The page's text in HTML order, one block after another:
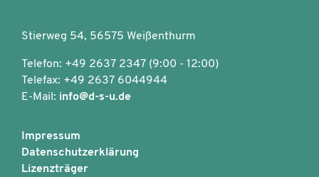
Stierweg 54, 56575 Weißenthurm
Telefon: +49 2637 2347 (9:00 - 12:00)
Telefax: +49 2637 6044944
E-Mail: info@d-s-u.de
Impressum
Datenschutzerklärung
Lizenzträger